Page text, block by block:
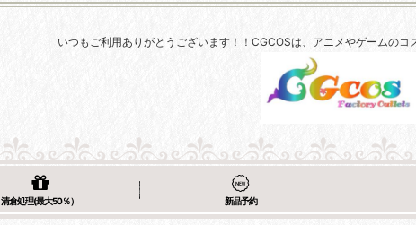
いつもご利用ありがとうございます！！CGCOSは、アニメやゲームのコ
清倉処理(最大50％） 新品予約